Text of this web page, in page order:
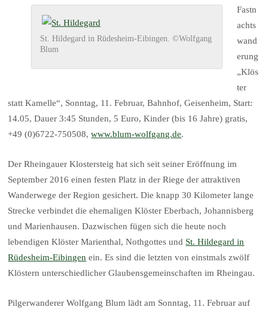
St. Hildegard in Rüdesheim-Eibingen. ©Wolfgang
Blum
Fastn
achts
wand
erung
„Klös
ter
statt Kamelle“, Sonntag, 11. Februar, Bahnhof, Geisenheim, Start:
14.05, Dauer 3:45 Stunden, 5 Euro, Kinder (bis 16 Jahre) gratis,
+49 (0)6722-750508,www.blum-wolfgang.de.
Der Rheingauer Klostersteig hat sich seit seiner Eröffnung im
September 2016 einen festen Platz in der Riege der attraktiven
Wanderwege der Region gesichert. Die knapp 30 Kilometer lange
Strecke verbindet die ehemaligen Klöster Eberbach, Johannisberg
und Marienhausen. Dazwischen fügen sich die heute noch
lebendigen Klöster Marienthal, Nothgottes und St. Hildegard in
Rüdesheim-Eibingen ein. Es sind die letzten von einstmals zwölf
Klöstern unterschiedlicher Glaubensgemeinschaften im Rheingau.
Pilgerwanderer Wolfgang Blum lädt am Sonntag, 11. Februar auf